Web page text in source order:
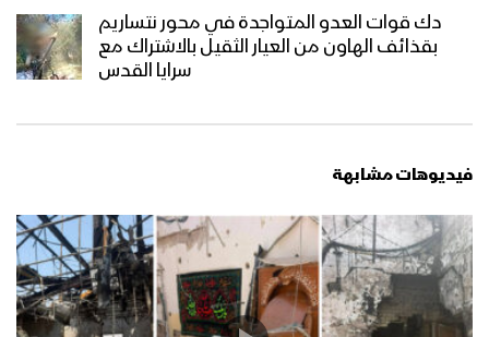
دك قوات العدو المتواجدة في محور نتساريم
بقذائف الهاون من العيار الثقيل بالاشتراك مع
سرايا القدس
فيديوهات مشابهة